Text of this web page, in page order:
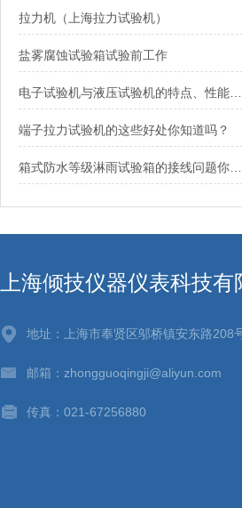
拉力机（上海拉力试验机）
盐雾腐蚀试验箱试验前工作
端子拉力试验机的这些好处你知道吗？
上海倾技仪器仪表科技有
地址：上海市奉贤区邬桥镇安东路208
邮箱：zhongguoqingji@aliyun.com
传真：021-67256880